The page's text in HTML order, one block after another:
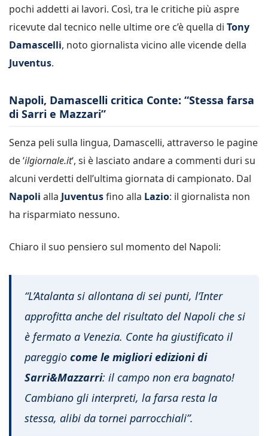
pochi addetti ai lavori. Così, tra le critiche più aspre
ricevute dal tecnico nelle ultime ore c’è quella di Tony
Damascelli, noto giornalista vicino alle vicende della
Juventus.
Napoli, Damascelli critica Conte: “Stessa farsa
di Sarri e Mazzari”
Senza peli sulla lingua, Damascelli, attraverso le pagine
de ‘ilgiornale.it‘, si è lasciato andare a commenti duri su
alcuni verdetti dell’ultima giornata di campionato. Dal
Napoli alla Juventusfino alla Lazio: il giornalista non
ha risparmiato nessuno.
Chiaro il suo pensiero sul momento del Napoli:
“L’Atalanta si allontana di sei punti, l’Inter
approfitta anche del risultato del Napoli che si
è fermato a Venezia. Conte ha giustificato il
pareggio come le migliori edizioni di
Sarri&Mazzarri: il campo non era bagnato!
Cambiano gli interpreti, la farsa resta la
stessa, alibi da tornei parrocchiali”.